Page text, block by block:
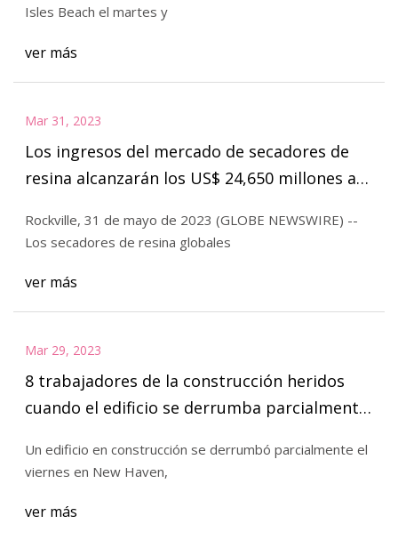
Isles Beach el martes y
ver más
Mar 31, 2023
Los ingresos del mercado de secadores de
resina alcanzarán los US$ 24,650 millones a
Fact.MR
Rockville, 31 de mayo de 2023 (GLOBE NEWSWIRE) --
Los secadores de resina globales
ver más
Mar 29, 2023
8 trabajadores de la construcción heridos
cuando el edificio se derrumba parcialmente
Un edificio en construcción se derrumbó parcialmente el
viernes en New Haven,
ver más